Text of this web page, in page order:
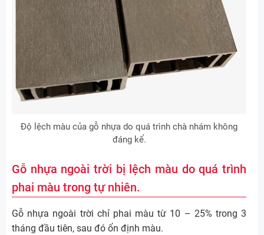
Độ lệch màu của gỗ nhựa do quá trình chà nhám không
đáng kể.
Gỗ nhựa ngoài trời bị lệch màu do quá trình
phai màu trong tự nhiên.
Gỗ nhựa ngoài trời chỉ phai màu từ 10 – 25% trong 3
tháng đầu tiên, sau đó ổn định màu.